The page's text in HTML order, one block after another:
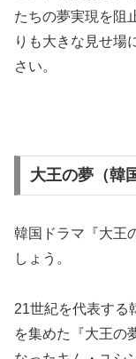
たちの夢実現を阻
りも大きな見せ場
さい。
大王の夢（韓
韓国ドラマ『大王
しょう。
21世紀を代表する
を集めた『大王の